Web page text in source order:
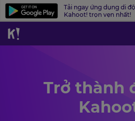
Tải ngay ứng dụng di
Kahoot! trọn vẹn nhất!
Trở thành